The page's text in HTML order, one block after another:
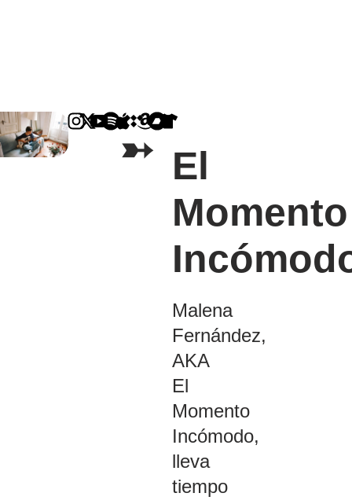
➳ El
Momento
Malena
Fernández,
AKA
El
Momento
Incómodo,
lleva
tiempo